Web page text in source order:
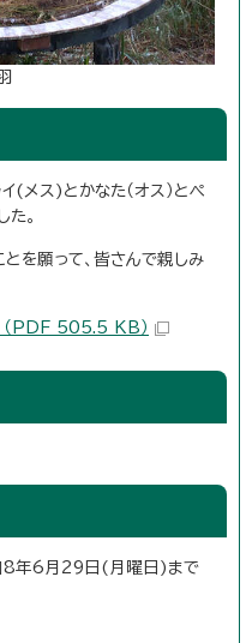
(メス)とかなた（オス）とペ
。
を願って、皆さんで親しみ
（PDF 505.5 KB）
年6月29日(月曜日)まで